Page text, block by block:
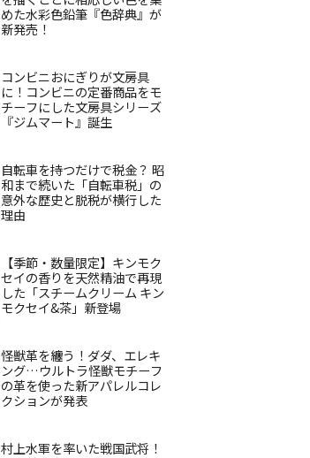
めた水彩色鉛筆『色辞典』が
新発売！
コンビニおにぎりが文房具
に！コンビニの定番商品をモ
チーフにした文房具シリーズ
『ジムマート』誕生
自転車を持つだけで税金？ 昭
和まで続いた「自転車税」の
意外な歴史と脱税が横行した
理由
【季節・数量限定】キンモク
セイの香りを天然精油で再現
した「スチームクリーム キン
モクセイ&茶」新登場
怪獣革を纏う！ダダ、エレキ
ング…ウルトラ怪獣モチーフ
の革を使った新アパレルコレ
クションが発表
村上水軍を率いた戦国武将！